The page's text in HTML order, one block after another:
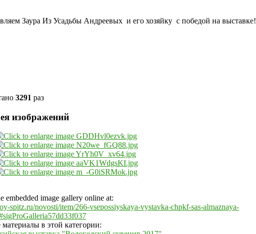
Заура Из Усадьбы Андреевых и его хозяйку с победой на выставке!
3291 раз
изображений
embedded image gallery online at:
spitz.ru/novosti/item/266-vsepossiyskaya-vystavka-chpkf-sas-almaznaya-
материалы в этой категории: